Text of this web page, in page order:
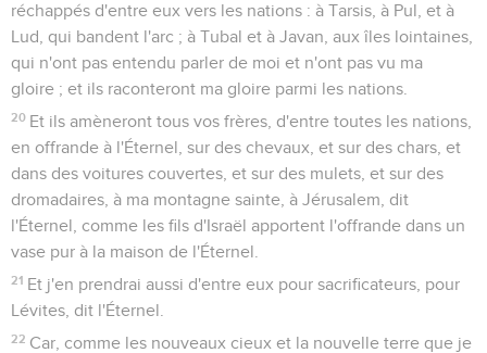
réchappés d'entre eux vers les nations : à Tarsis, à Pul, et à
Lud, qui bandent l'arc ; à Tubal et à Javan, aux îles lointaines,
qui n'ont pas entendu parler de moi et n'ont pas vu ma
gloire ; et ils raconteront ma gloire parmi les nations.
20 Et ils amèneront tous vos frères, d'entre toutes les nations,
en offrande à l'Éternel, sur des chevaux, et sur des chars, et
dans des voitures couvertes, et sur des mulets, et sur des
dromadaires, à ma montagne sainte, à Jérusalem, dit
l'Éternel, comme les fils d'Israël apportent l'offrande dans un
vase pur à la maison de l'Éternel.
21 Et j'en prendrai aussi d'entre eux pour sacrificateurs, pour
Lévites, dit l'Éternel.
22 Car, comme les nouveaux cieux et la nouvelle terre que je